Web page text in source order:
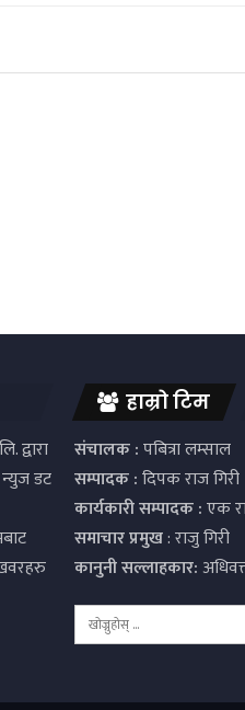
द्वारा
डट
हाम्रो टिम
संचालक :पबित्रा लम्साल
सम्पादक :दिपक राज गिरी
कार्यकारी सम्पादक :एक
समाचार प्रमुख: राजु गिरी
कानुनी सल्लाहकार: